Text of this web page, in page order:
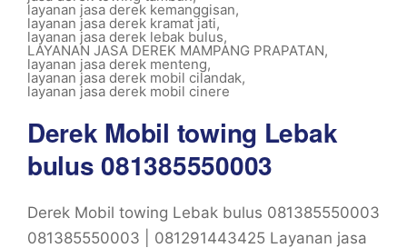
layanan jasa derek kemanggisan,
layanan jasa derek kramat jati,
layanan jasa derek lebak bulus,
LAYANAN JASA DEREK MAMPANG PRAPATAN,
layanan jasa derek menteng,
layanan jasa derek mobil cilandak,
layanan jasa derek mobil cinere
Derek Mobil towing Lebak
bulus 081385550003
Derek Mobil towing Lebak bulus 081385550003
081385550003 | 081291443425 Layanan jasa